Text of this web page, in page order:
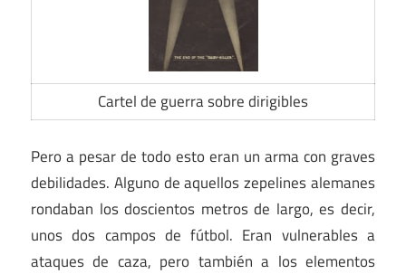
Cartel de guerra sobre dirigibles
Pero a pesar de todo esto eran un arma con graves
debilidades. Alguno de aquellos zepelines alemanes
rondaban los doscientos metros de largo, es decir,
unos dos campos de fútbol. Eran vulnerables a
ataques de caza, pero también a los elementos